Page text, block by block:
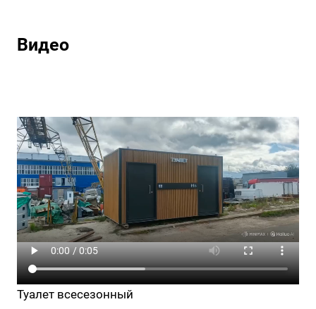
Видео
Туалет всесезонный